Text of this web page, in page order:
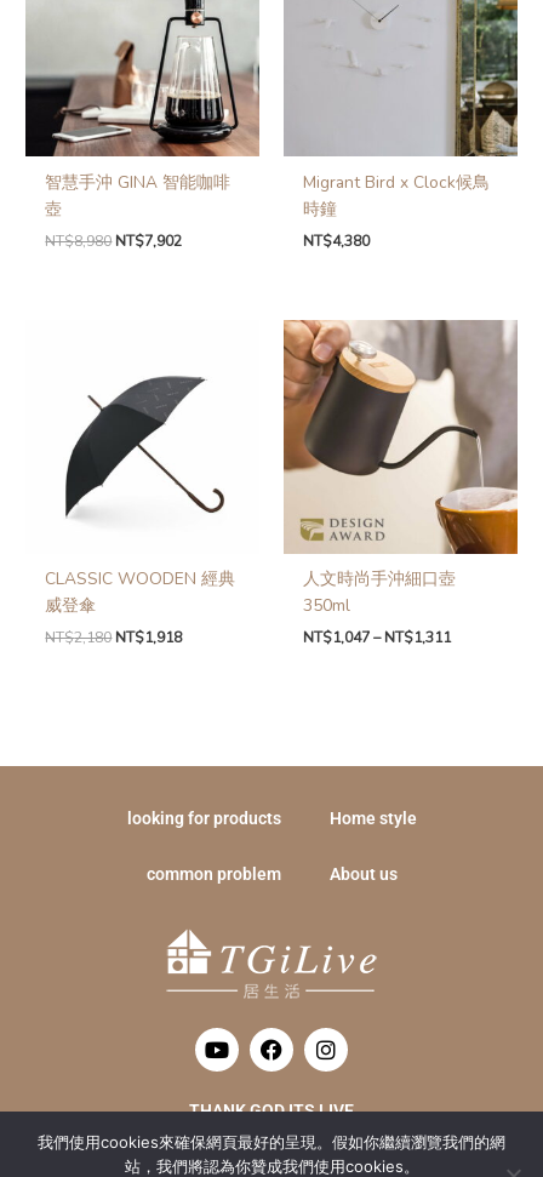
智慧手沖 GINA 智能咖啡
壺
NT$8,980 NT$7,902
Migrant Bird x Clock候鳥
時鐘
NT$4,380
CLASSIC WOODEN 經典
威登傘
NT$2,180 NT$1,918
人文時尚手沖細口壺
350ml
NT$1,047–NT$1,311
looking for products Home style
common problem About us
Y
o
u
t
b
e
F
a
c
e
o
o
I
n
s
t
g
r
THANK GOD ITS LIVE
居生活數位整合有限公司 統編 : 52415016
我們使用cookies來確保網頁最好的呈現。假如你繼續瀏覽我們的網
站，我們將認為你贊成我們使用cookies。